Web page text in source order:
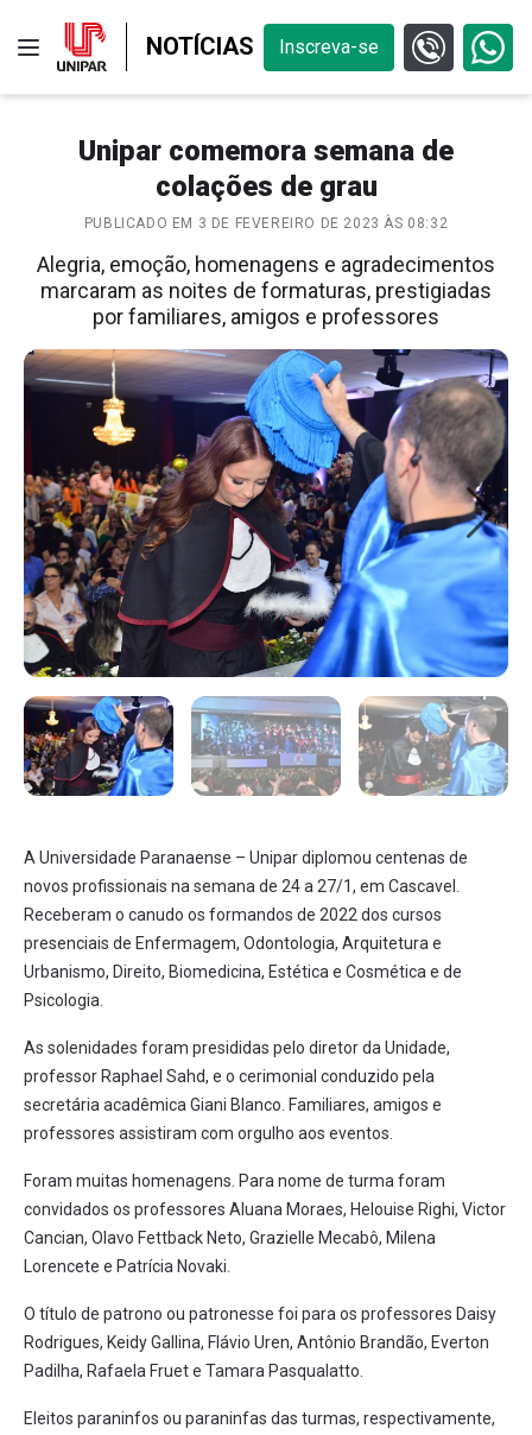
NOTÍCIAS Inscreva-se
Unipar comemora semana de
colações de grau
PUBLICADO EM 3 DE FEVEREIRO DE 2023 ÀS 08:32
Alegria, emoção, homenagens e agradecimentos
marcaram as noites de formaturas, prestigiadas
por familiares, amigos e professores
A Universidade Paranaense – Unipar diplomou centenas de
novos profissionais na semana de 24 a 27/1, em Cascavel.
Receberam o canudo os formandos de 2022 dos cursos
presenciais de Enfermagem, Odontologia, Arquitetura e
Urbanismo, Direito, Biomedicina, Estética e Cosmética e de
Psicologia.
As solenidades foram presididas pelo diretor da Unidade,
professor Raphael Sahd, e o cerimonial conduzido pela
secretária acadêmica Giani Blanco. Familiares, amigos e
professores assistiram com orgulho aos eventos.
Foram muitas homenagens. Para nome de turma foram
convidados os professores Aluana Moraes, Helouise Righi, Victor
Cancian, Olavo Fettback Neto, Grazielle Mecabô, Milena
Lorencete e Patrícia Novaki.
O título de patrono ou patronesse foi para os professores Daisy
Rodrigues, Keidy Gallina, Flávio Uren, Antônio Brandão, Everton
Padilha, Rafaela Fruet e Tamara Pasqualatto.
Eleitos paraninfos ou paraninfas das turmas, respectivamente,